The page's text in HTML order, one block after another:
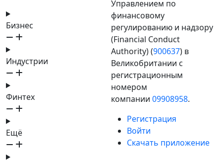
Бизнес
Индустрии
Финтех
Ещё
Управлением по
финансовому
регулированию и надзору
(Financial Conduct
Authority) (900637) в
Великобритании с
регистрационным
номером
компании 09908958.
Регистрация
Войти
Скачать приложение